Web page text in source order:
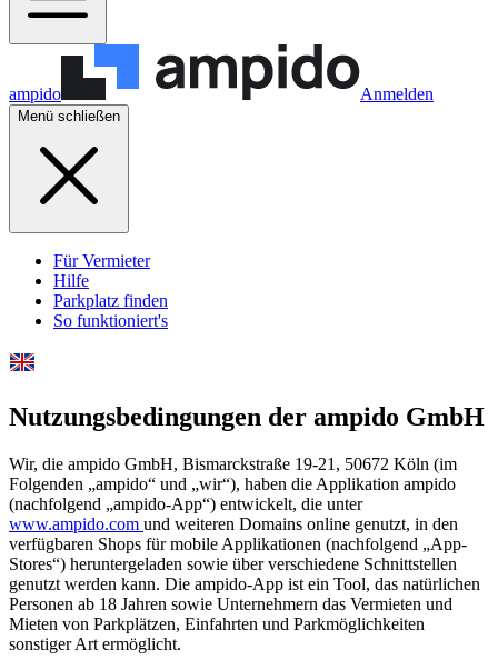
ampido Anmelden
Menü schließen
Für Vermieter
Hilfe
Parkplatz finden
So funktioniert's
Nutzungsbedingungen der ampido GmbH
Wir, die ampido GmbH, Bismarckstraße 19-21, 50672 Köln (im
Folgenden „ampido“ und „wir“), haben die Applikation ampido
(nachfolgend „ampido-App“) entwickelt, die unter
www.ampido.com und weiteren Domains online genutzt, in den
verfügbaren Shops für mobile Applikationen (nachfolgend „App-
Stores“) heruntergeladen sowie über verschiedene Schnittstellen
genutzt werden kann. Die ampido-App ist ein Tool, das natürlichen
Personen ab 18 Jahren sowie Unternehmern das Vermieten und
Mieten von Parkplätzen, Einfahrten und Parkmöglichkeiten
sonstiger Art ermöglicht.